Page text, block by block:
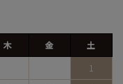
木 金
土
1